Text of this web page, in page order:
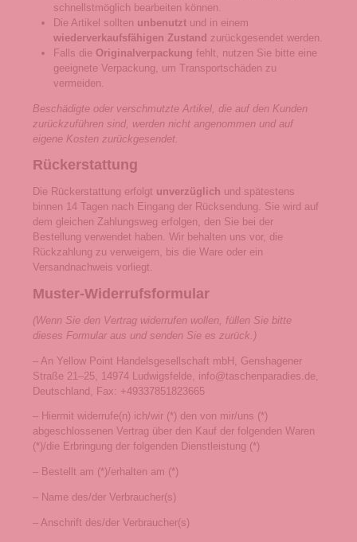
schnellstmöglich bearbeiten können.
Die Artikel sollten unbenutztund in einem
wiederverkaufsfähigen Zustand zurückgesendet werden.
Falls die Originalverpackung fehlt, nutzen Sie bitte eine
geeignete Verpackung, um Transportschäden zu
vermeiden.
Beschädigte oder verschmutzte Artikel, die auf den Kunden
zurückzuführen sind, werden nicht angenommen und auf
eigene Kosten zurückgesendet.
Rückerstattung
Die Rückerstattung erfolgt unverzüglich und spätestens
binnen 14 Tagen nach Eingang der Rücksendung. Sie wird auf
dem gleichen Zahlungsweg erfolgen, den Sie bei der
Bestellung verwendet haben. Wir behalten uns vor, die
Rückzahlung zu verweigern, bis die Ware oder ein
Versandnachweis vorliegt.
Muster-Widerrufsformular
(Wenn Sie den Vertrag widerrufen wollen, füllen Sie bitte
dieses Formular aus und senden Sie es zurück.)
– An Yellow Point Handelsgesellschaft mbH, Genshagener
Straße 21–25, 14974 Ludwigsfelde, info@taschenparadies.de,
Deutschland, Fax: +49337851823665
– Hiermit widerrufe(n) ich/wir (*) den von mir/uns (*)
abgeschlossenen Vertrag über den Kauf der folgenden Waren
(*)/die Erbringung der folgenden Dienstleistung (*)
– Bestellt am (*)/erhalten am (*)
– Name des/der Verbraucher(s)
– Anschrift des/der Verbraucher(s)